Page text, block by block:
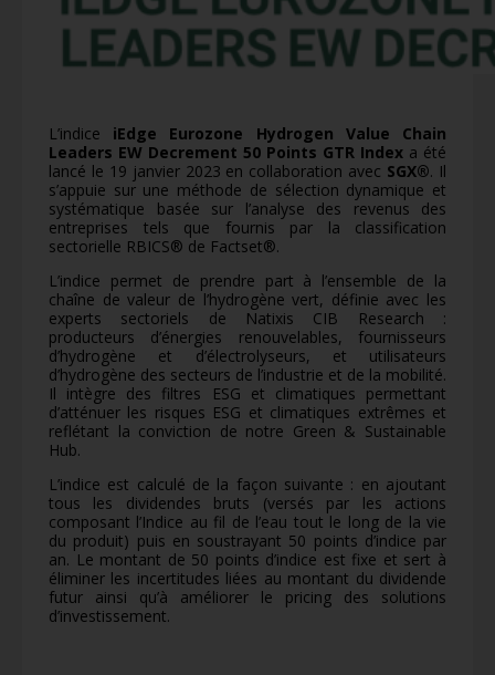
L’indice iEdge Eurozone Hydrogen Value Chain
Leaders EW Decrement 50 Points GTR Index a été
lancé le 19 janvier 2023 en collaboration avec SGX®. Il
s’appuie sur une méthode de sélection dynamique et
systématique basée sur l’analyse des revenus des
entreprises tels que fournis par la classification
sectorielle RBICS® de Factset®.
L’indice permet de prendre part à l’ensemble de la
chaîne de valeur de l’hydrogène vert, définie avec les
experts sectoriels de Natixis CIB Research :
producteurs d’énergies renouvelables, fournisseurs
d’hydrogène et d’électrolyseurs, et utilisateurs
d’hydrogène des secteurs de l’industrie et de la mobilité.
Il intègre des filtres ESG et climatiques permettant
d’atténuer les risques ESG et climatiques extrêmes et
reflétant la conviction de notre Green & Sustainable
Hub.
L’indice est calculé de la façon suivante : en ajoutant
tous les dividendes bruts (versés par les actions
composant l’Indice au fil de l’eau tout le long de la vie
du produit) puis en soustrayant 50 points d’indice par
an. Le montant de 50 points d’indice est fixe et sert à
éliminer les incertitudes liées au montant du dividende
futur ainsi qu’à améliorer le pricing des solutions
d’investissement.